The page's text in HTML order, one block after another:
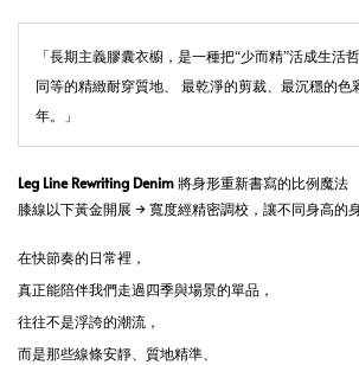
「長期主義膠囊衣櫥，是一種把“少而精”活成生活
同等的精緻耐穿質地、 最乾淨的剪裁、最沉穩的色
年。」
Leg Line Rewriting Denim將身形重新書寫的比例魔法
膝線以下黃金開展 → 寬度經精密調校，讓不同身高的
在快節奏的日常裡，
真正能陪伴我們走過四季與場景的單品，
往往不是浮誇的潮流，
而是那些線條安靜、質地精準、